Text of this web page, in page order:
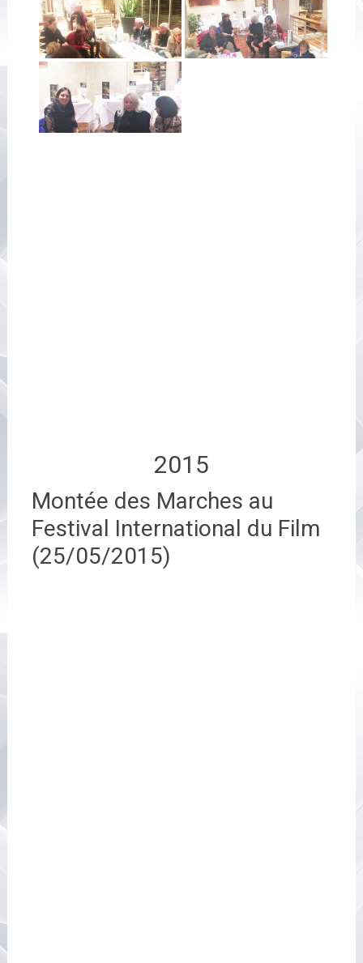
2015
Montée des Marches au
Festival International du Film
(25/05/2015)